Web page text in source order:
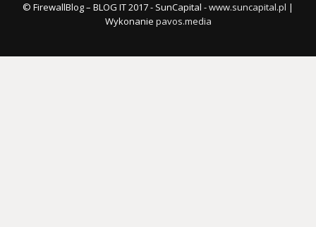
© FirewallBlog – BLOG IT 2017 - SunCapital -www.suncapital.pl |
Wykonanie pavos.media